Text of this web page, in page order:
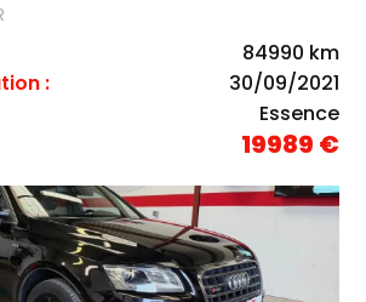
84990 km
:
30/09/2021
Essence
19989 €